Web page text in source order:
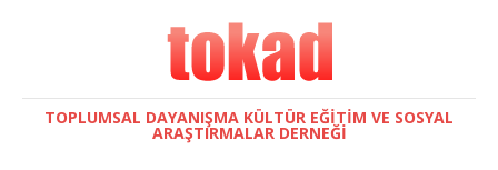
TOPLUMSAL DAYANIŞMA KÜLTÜR EĞITIM VE SOSYAL
ARAŞTIRMALAR DERNEĞI